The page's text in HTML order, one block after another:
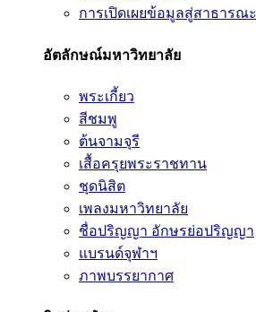
การเปิดเผยข้อมูลสู่สาธารณะ
อัตลักษณ์มหาวิทยาลัย
พระเกี้ยว
สีชมพู
ต้นจามจุรี
เสื้อครุยพระราชทาน
ชุดนิสิต
เพลงมหาวิทยาลัย
ชื่อปริญญา อักษรย่อปริญญา
แบรนด์จุฬาฯ
ภาพบรรยากาศ